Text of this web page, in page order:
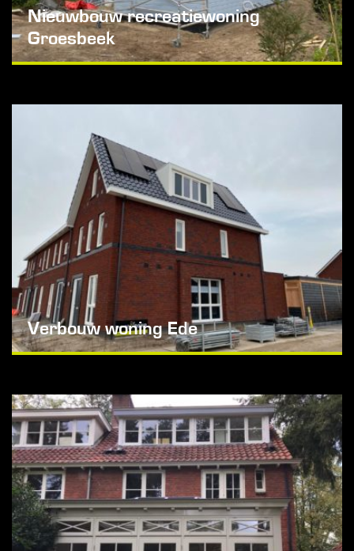
Nieuwbouw recreatiewoning
Groesbeek
Verbouw woning Ede